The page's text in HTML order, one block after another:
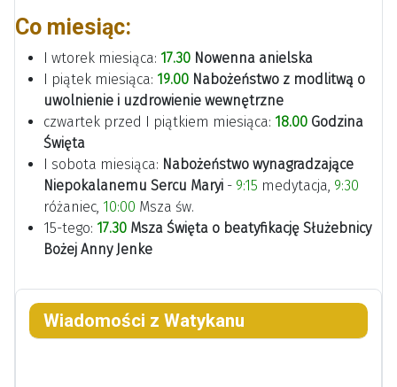
Co miesiąc:
I wtorek miesiąca: 17.30 Nowenna anielska
I piątek miesiąca: 19.00 Nabożeństwo z modlitwą o
uwolnienie i uzdrowienie wewnętrzne
czwartek przed I piątkiem miesiąca: 18.00 Godzina
Święta
I sobota miesiąca: Nabożeństwo wynagradzające
Niepokalanemu Sercu Maryi - 9:15 medytacja, 9:30
różaniec, 10:00 Msza św.
15-tego: 17.30 Msza Święta o beatyfikację Służebnicy
Bożej Anny Jenke
Wiadomości z Watykanu